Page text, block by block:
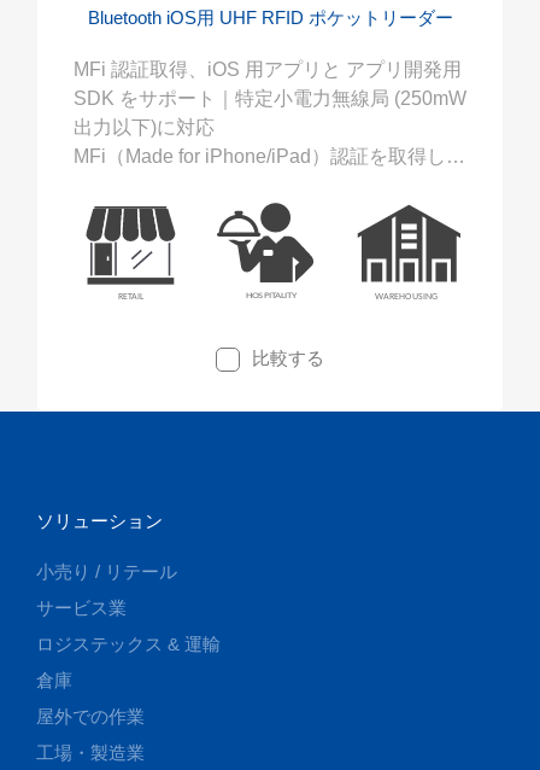
Bluetooth iOS用 UHF RFID ポケットリーダー
MFi 認証取得、iOS 用アプリと アプリ開発用
SDK をサポート｜特定小電力無線局 (250mW
出力以下)に対応
MFi（Made for iPhone/iPad）認証を取得した
サポートしています。RP902 MFiはコンパク
ト、軽量そして耐久性に優れたUHF帯RFID
リーダーです。RP902 MFiは、在庫確認、棚
卸し、資産管理などの多くのデータ収集業務
比較する
ソリューション
小売り / リテール
サービス業
ロジステックス & 運輸
倉庫
屋外での作業
工場・製造業